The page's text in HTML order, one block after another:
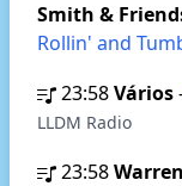
Smith &
Rollin' and
23:58Vários
LLDM Radio
23:58